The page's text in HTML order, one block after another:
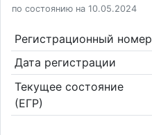
по состоянию на 10.05.2024
Регистрационный номер
Дата регистрации
Текущее состояние
(ЕГР)